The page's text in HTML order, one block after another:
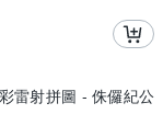
雷射拼圖 - 侏儸紀公